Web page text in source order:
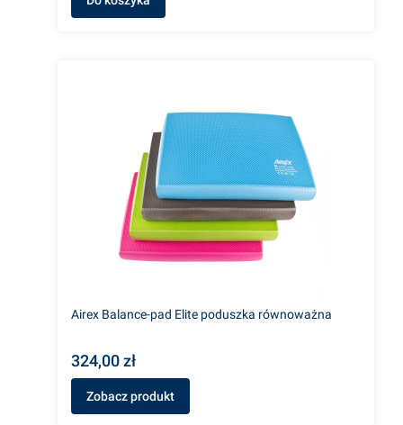
Airex Balance-pad Elite poduszka równoważna
324,00 zł
Zobacz produkt